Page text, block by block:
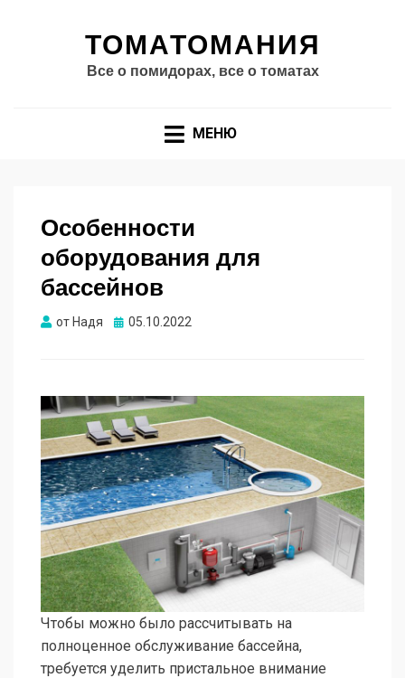
ТОМАТОМАНИЯ
Все о помидорах, все о томатах
МЕНЮ
Особенности
оборудования для
бассейнов
от Надя Опубликовано
05.10.2022
Чтобы можно было рассчитывать на
полноценное обслуживание бассейна,
требуется уделить пристальное внимание